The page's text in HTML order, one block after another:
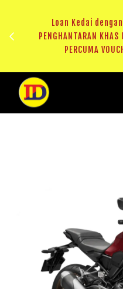
Loan Kedai
PENGHANTARAN
PERCUMA